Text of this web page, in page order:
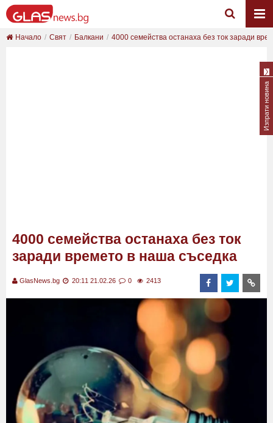
Начало Свят Балкани 4000 семейства останаха без ток заради
4000 семейства останаха без ток
заради времето в наша съседка
GlasNews.bg 20:11 21.02.26 0 2413
Изпрати новина